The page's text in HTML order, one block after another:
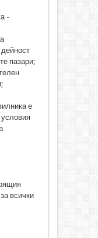
-
пазари;
е
всички